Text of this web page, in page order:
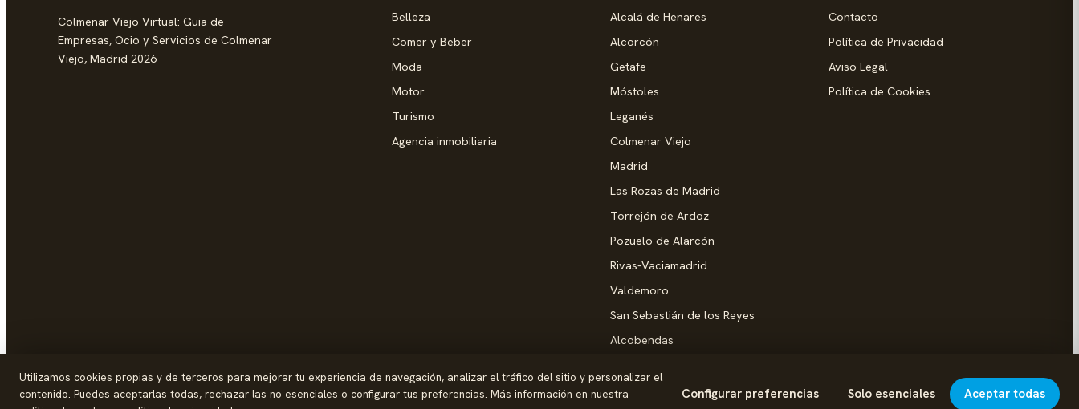
Colmenar Viejo Virtual: Guia de
Empresas, Ocio y Servicios de Colmenar
Viejo, Madrid 2026
Belleza
Comer y Beber
Moda
Motor
Turismo
Agencia inmobiliaria
Alcalá de Henares
Alcorcón
Getafe
Móstoles
Leganés
Colmenar Viejo
Madrid
Las Rozas de Madrid
Torrejón de Ardoz
Pozuelo de Alarcón
Rivas-Vaciamadrid
Valdemoro
San Sebastián de los Reyes
Alcobendas
Parla
Contacto
Política de Privacidad
Aviso Legal
Política de Cookies
Utilizamos cookies propias y de terceros para mejorar tu experiencia de navegación, analizar el tráfico del sitio y personalizar el
contenido. Puedes aceptarlas todas, rechazar las no esenciales o configurar tus preferencias. Más información en nuestra
Configurar preferencias Solo esenciales Aceptar todas